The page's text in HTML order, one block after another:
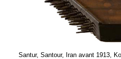
Santur, Santour, Iran avant 1913,